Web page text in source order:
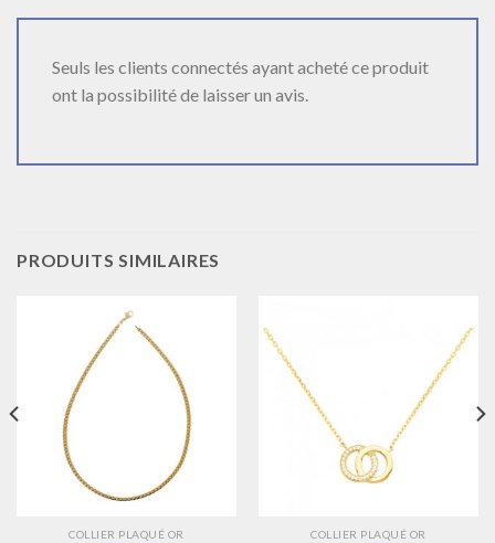
Seuls les clients connectés ayant acheté ce produit
ont la possibilité de laisser un avis.
PRODUITS SIMILAIRES
COLLIER PLAQUÉ OR COLLIER PLAQUÉ OR